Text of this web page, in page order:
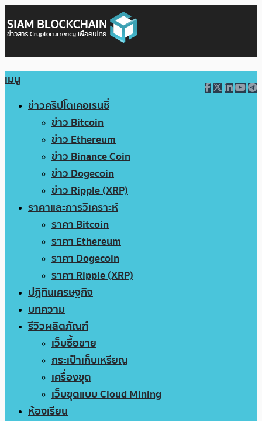
เมนู
ข่าวคริปโตเคอเรนซี่
ข่าว Bitcoin
ข่าว Ethereum
ข่าว Binance Coin
ข่าว Dogecoin
ข่าว Ripple (XRP)
ราคาและการวิเคราะห์
ราคา Bitcoin
ราคา Ethereum
ราคา Dogecoin
ราคา Ripple (XRP)
ปฏิทินเศรษฐกิจ
บทความ
รีวิวผลิตภัณฑ์
เว็บซื้อขาย
กระเป๋าเก็บเหรียญ
เครื่องขุด
เว็บขุดแบบ Cloud Mining
ห้องเรียน